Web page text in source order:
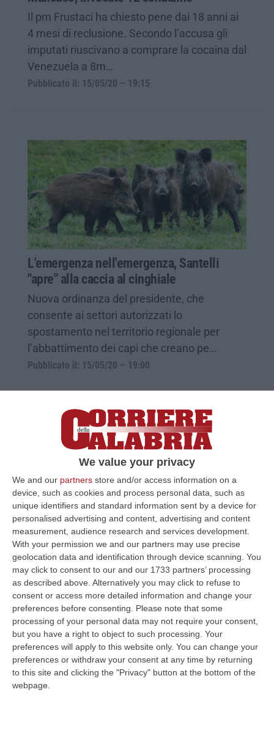
We value your privacy
We and our partners store and/or access information on a
device, such as cookies and process personal data, such as
unique identifiers and standard information sent by a device for
personalised advertising and content, advertising and content
measurement, audience research and services development.
With your permission we and our partners may use precise
geolocation data and identification through device scanning. You
may click to consent to our and our 1733 partners’ processing
as described above. Alternatively you may click to refuse to
consent or access more detailed information and change your
preferences before consenting.
Please note that some
processing of your personal data may not require your consent,
but you have a right to object to such processing. Your
preferences will apply to this website only. You can change your
preferences or withdraw your consent at any time by returning
to this site and clicking the "Privacy" button at the bottom of the
webpage.
Il pm Frustaci ha chiesto pene dai 18 anni ai
4 mesi di reclusione. Secondo l’accusa gli
imputati riuscivano a comprare la cocaina dal
Venezuela a 8m…
Pubblicato il: 15/05/20 – 19:15
L'emergenza nell'emergenza, Santelli
"apre" alla caccia al cinghiale
Nuova ordinanza del presidente, che
consente ai settori autorizzati lo
spostamento nel territorio regionale per
l’abbattimento dei capi che creano pe…
Pubblicato il: 15/05/20 – 19:00
Il Corsera: «La Calabria non invia i dati al
governo». Ma nell'elenco degli
inadempienti la Regione non c'è
Un servizio del Corriere della Sera segnala il
ritardo nella trasmissione degli ultimi
elementi al Consiglio dei ministri per
consentire la ripartenz…
Pubblicato il: 15/05/20 – 18:43